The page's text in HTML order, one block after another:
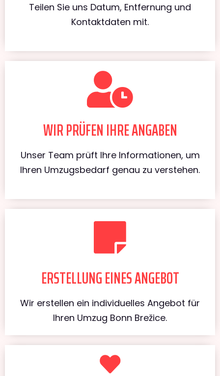
Teilen Sie uns Datum, Entfernung und
Kontaktdaten mit.
WIR PRÜFEN IHRE ANGABEN
Unser Team prüft Ihre Informationen, um
Ihren Umzugsbedarf genau zu verstehen.
ERSTELLUNG EINES ANGEBOT
Wir erstellen ein individuelles Angebot für
Ihren Umzug Bonn Brežice.